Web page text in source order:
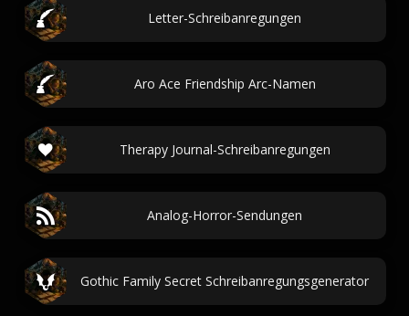
Letter-Schreibanregungen
Aro Ace Friendship Arc-Namen
Therapy Journal-Schreibanregungen
Analog-Horror-Sendungen
Gothic Family Secret Schreibanregungsgenerator